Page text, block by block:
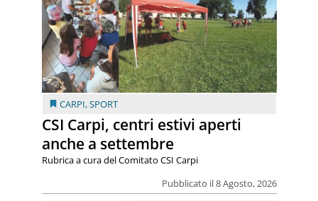
CARPI,SPORT
CSI Carpi, centri estivi aperti
anche a settembre
Pubblicato il 8 Agosto, 2026
Rubrica a cura del Comitato CSI Carpi